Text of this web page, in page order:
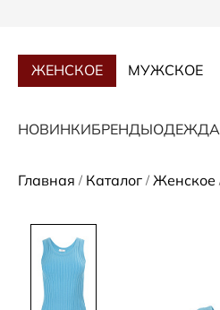
ЖЕНСКОЕ МУЖСКОЕ
НОВИНКИБРЕНДЫОДЕЖДА
Главная / Каталог / Женское